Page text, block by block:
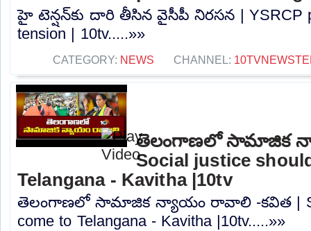
హై టెన్షన్‌కు దారి తీసిన వైసీపీ నిరసన | YSRCP
tension | 10tv.....»»
CATEGORY: NEWS CHANNEL:
తెలంగాణలో సామాజిక
Social justice
Telangana - Kavitha |10tv
తెలంగాణలో సామాజిక న్యాయం రావాలి -కవిత |
come to Telangana - Kavitha |10tv.....»»